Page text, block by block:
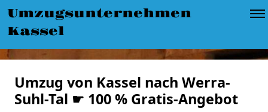
Umzugsunternehmen
Kassel
Umzug von Kassel nach Werra-
Suhl-Tal ☛ 100 % Gratis-Angebot